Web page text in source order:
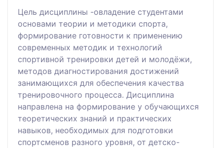
Цель дисциплины -овладение студентами
основами теории и методики спорта,
формирование готовности к применению
современных методик и технологий
спортивной тренировки детей и молодёжи,
методов диагностирования достижений
занимающихся для обеспечения качества
тренировочного процесса. Дисциплина
направлена на формирование у обучающихся
теоретических знаний и практических
навыков, необходимых для подготовки
спортсменов разного уровня, от детско-